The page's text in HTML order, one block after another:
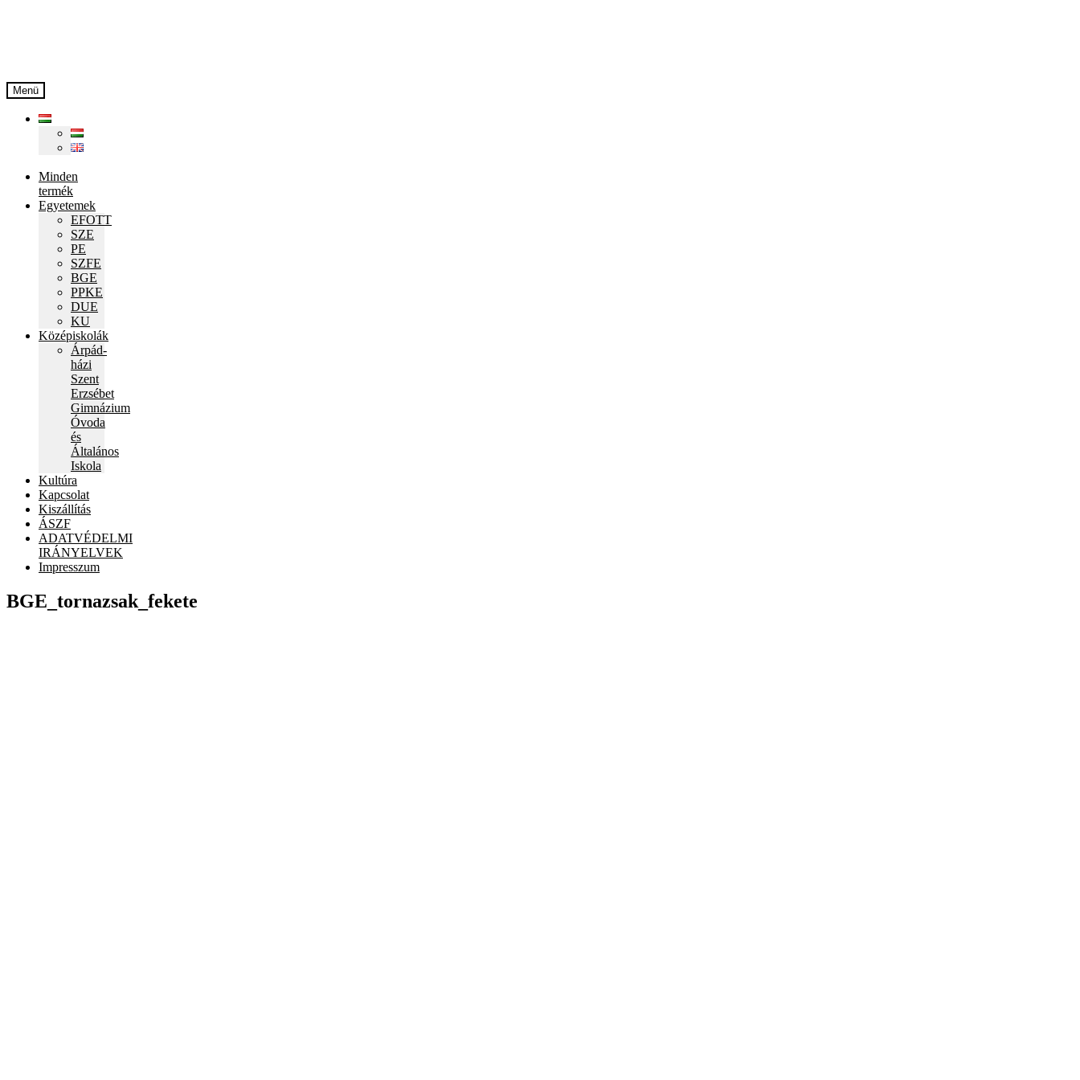
Menü
Minden
termék
Egyetemek
EFOTT
SZE
PE
SZFE
BGE
PPKE
DUE
KU
Középiskolák
Árpád-
házi
Szent
Erzsébet
Gimnázium
Óvoda
és
Általános
Iskola
Kultúra
Kapcsolat
Kiszállítás
ÁSZF
ADATVÉDELMI
IRÁNYELVEK
Impresszum
BGE_tornazsak_fekete